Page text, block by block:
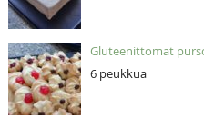
Gluteenittomat
6 peukkua